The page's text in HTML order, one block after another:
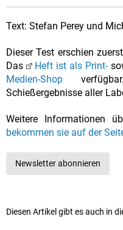
Text: Stefan Perey und
Dieser Test erschien
Das
Heft ist als Print-
Medien-Shop
Schießergebnisse aller
Weitere Informationen
bekommen sie auf der
Newsletter abonnieren
Diesen Artikel gibt es auch in